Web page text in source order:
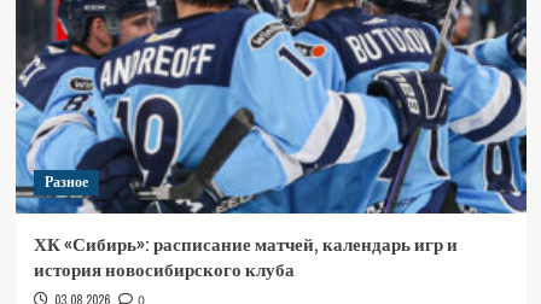
Разное
ХК «Сибирь»: расписание матчей, календарь игр и
история новосибирского клуба